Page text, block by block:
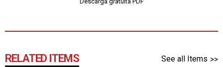
RELATED ITEMS See all Items